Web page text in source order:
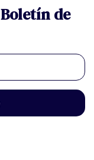
de